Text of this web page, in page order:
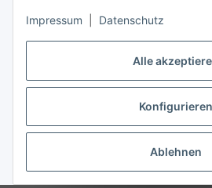
Alle
Konfigurieren
Ablehnen
Impressum Datenschutz
Vertrag widerrufen
* Alle Preise zzgl. gesetzlicher USt., zzgl.
Dieser Shop richtet sich ausschließlich an